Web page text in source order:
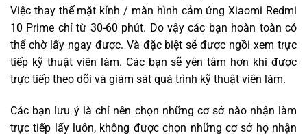
Việc thay thế mặt kính / màn hình cảm ứng Xiaomi Redmi
10 Prime chỉ từ 30-60 phút. Do vậy các bạn hoàn toàn có
thể chờ lấy ngay được. Và đặc biệt sẽ được ngồi xem trực
tiếp kỹ thuật viên làm. Các bạn sẽ yên tâm hơn khi được
trực tiếp theo dõi và giám sát quá trình kỹ thuật viên làm.
Các bạn lưu ý là chỉ nên chọn những cơ sở nào nhận làm
trực tiếp lấy luôn, không được chọn những cơ sở họ nhận